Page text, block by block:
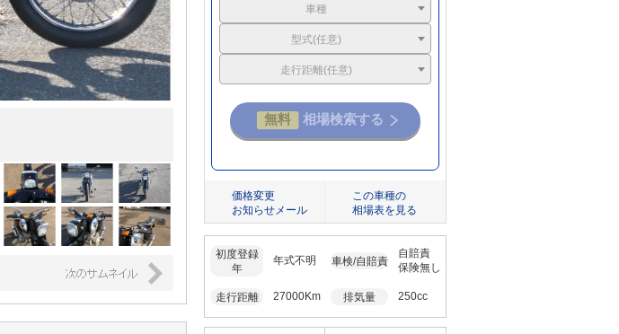
車種
型式(任意)
走行距離(任意)
価格変更
お知らせメール
この車種の
相場表を見る
初度登録
年
年式不明 車検/自賠責
自賠責
保険無し
走行距離 27000Km 排気量 250cc